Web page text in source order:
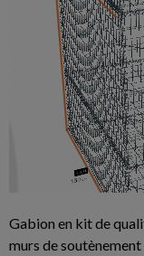
Gabion en kit de
murs de